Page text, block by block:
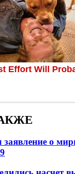
заявление о